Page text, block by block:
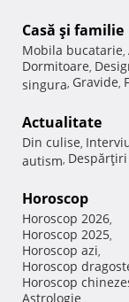
Casă şi familie
Mobila bucatarie,
Dormitoare,
singura, Gravide,
Actualitate
Din culise,
autism,
Horoscop
Horoscop 2026,
Horoscop 2025,
Horoscop azi,
Horoscop
Horoscop
Astrologie